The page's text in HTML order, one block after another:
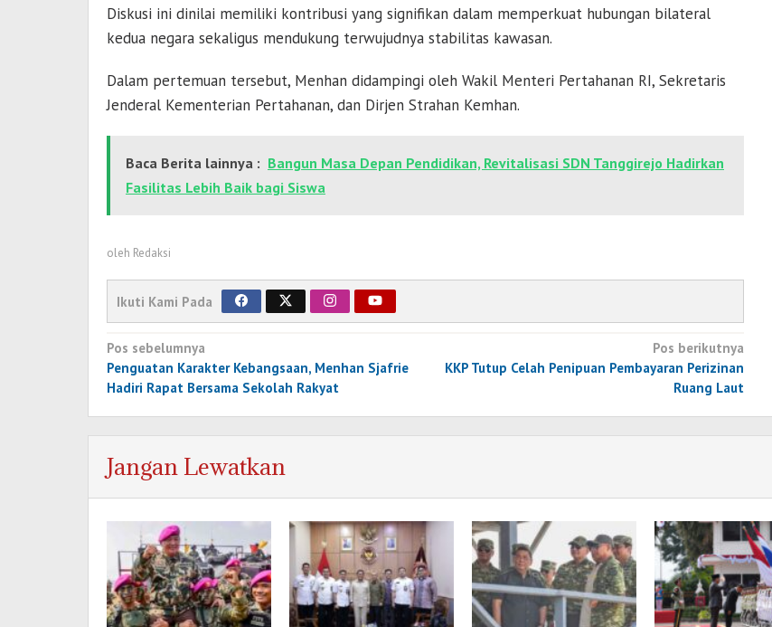
Diskusi ini dinilai memiliki kontribusi yang signifikan dalam memperkuat hubungan bilateral
kedua negara sekaligus mendukung terwujudnya stabilitas kawasan.
Dalam pertemuan tersebut, Menhan didampingi oleh Wakil Menteri Pertahanan RI, Sekretaris
Jenderal Kementerian Pertahanan, dan Dirjen Strahan Kemhan.
Baca Berita lainnya : Bangun Masa Depan Pendidikan, Revitalisasi SDN Tanggirejo Hadirkan
Fasilitas Lebih Baik bagi Siswa
oleh Redaksi
Ikuti Kami Pada
Navigasi
pos
Pos sebelumnya
Penguatan Karakter Kebangsaan, Menhan Sjafrie
Hadiri Rapat Bersama Sekolah Rakyat
Pos berikutnya
KKP Tutup Celah Penipuan Pembayaran Perizinan
Ruang Laut
Jangan Lewatkan